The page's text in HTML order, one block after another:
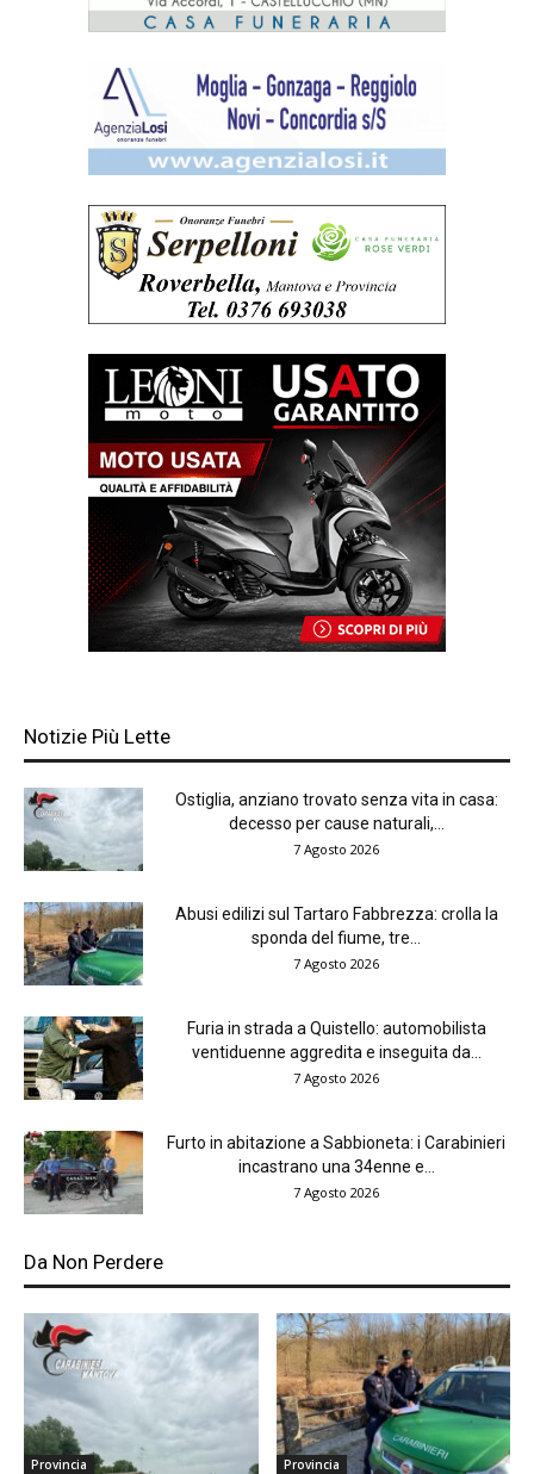
Notizie Più Lette
Ostiglia, anziano trovato senza vita in casa:
decesso per cause naturali,...
7 Agosto 2026
Abusi edilizi sul Tartaro Fabbrezza: crolla la
sponda del fiume, tre...
7 Agosto 2026
Furia in strada a Quistello: automobilista
ventiduenne aggredita e inseguita da...
7 Agosto 2026
Furto in abitazione a Sabbioneta: i Carabinieri
incastrano una 34enne e...
7 Agosto 2026
Da Non Perdere
Provincia Provincia